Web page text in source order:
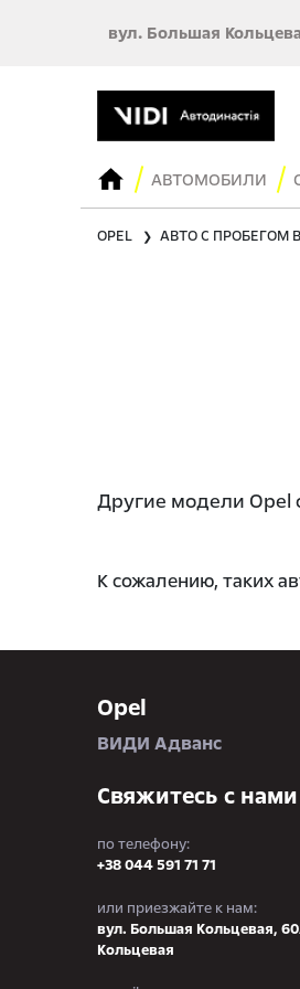
вул. Большая
АВТОМОБИЛИ
OPEL ❯ АВТО С ПРОБЕГОМ
Другие модели Opel
К сожалению, таких
Opel
ВИДИ Адванс
Свяжитесь с нами
по телефону:
+38 044 591 71 71
или приезжайте к нам:
вул. Большая Кольцевая,
Кольцевая